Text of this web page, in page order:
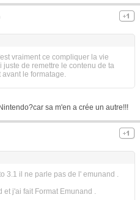
vraiment ce compliquer la vie
juste de remettre le contenu de ta
le formatage.
sa m'en a crée un autre!!!
3.1 il ne parle pas de l' emunand .
et j'ai fait Format Emunand .